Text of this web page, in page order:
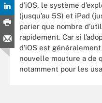
d’iOS, le système
(jusqu’au 5S) et iPad
parier que nombre
rapidement. Car si
d’iOS est
nouvelle mouture a de
notamment pour les